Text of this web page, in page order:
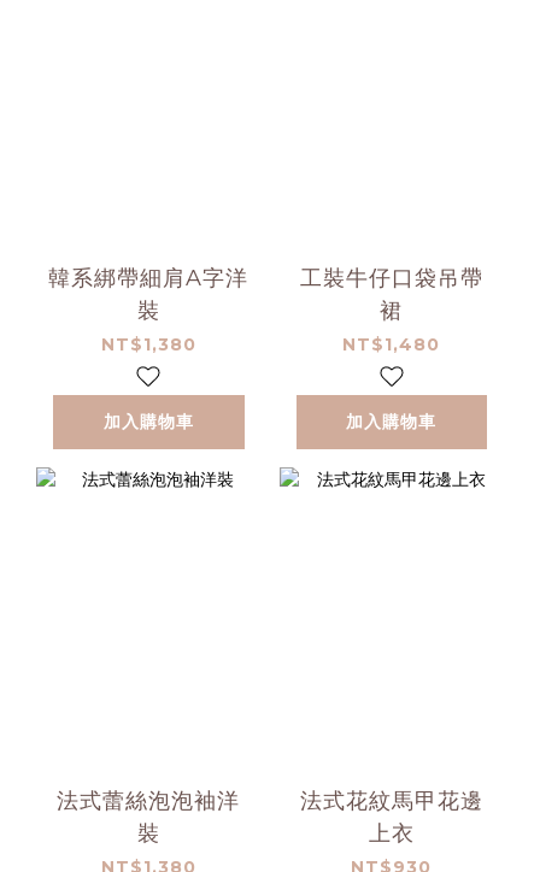
韓系綁帶細肩A字洋
裝
NT$1,380
加入購物車
工裝牛仔口袋吊帶
裙
NT$1,480
加入購物車
法式蕾絲泡泡袖洋
裝
NT$1,380
法式花紋馬甲花邊
上衣
NT$930